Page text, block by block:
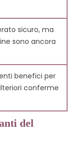
sicuro, ma
sono ancora
benefici per
conferme
del